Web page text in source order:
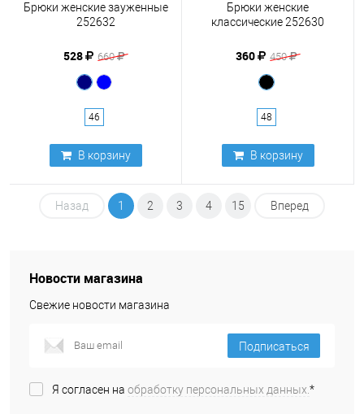
Брюки женские зауженные
252632
528 660
46
В корзину
Брюки женские
классические 252630
360 450
48
В корзину
Назад 1 2 3 4 15 Вперед
Новости магазина
Свежие новости магазина
Подписаться
Я согласен на обработку персональных данных.*